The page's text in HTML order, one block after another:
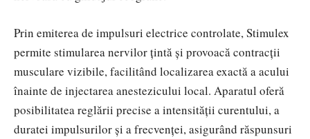
Prin emiterea de impulsuri electrice controlate, Stimulex
permite stimularea nervilor țintă și provoacă contracții
musculare vizibile, facilitând localizarea exactă a acului
înainte de injectarea anestezicului local. Aparatul oferă
posibilitatea reglării precise a intensității curentului, a
duratei impulsurilor și a frecvenței, asigurând răspunsuri